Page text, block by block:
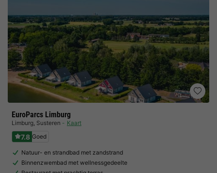
EuroParcs Limburg
Limburg, Susteren Kaart
7.8 Goed
Natuur- en strandbad met zandstrand
Binnenzwembad met wellnessgedeelte